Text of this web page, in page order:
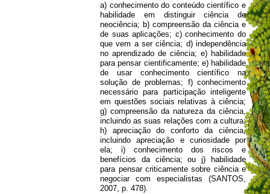
a) conhecimento do conteúdo científico e
habilidade em distinguir ciência de
neociência; b) compreensão da ciência e
de suas aplicações; c) conhecimento do
que vem a ser ciência; d) independência
no aprendizado de ciência; e) habilidade
para pensar cientificamente; e) habilidade
de usar conhecimento científico na
solução de problemas; f) conhecimento
necessário para participação inteligente
em questões sociais relativas à ciência;
g) compreensão da natureza da ciência,
incluindo as suas relações com a cultura;
h) apreciação do conforto da ciência,
incluindo apreciação e curiosidade por
ela; i) conhecimento dos riscos e
benefícios da ciência; ou j) habilidade
para pensar criticamente sobre ciência e
negociar com especialistas (SANTOS,
2007, p. 478).